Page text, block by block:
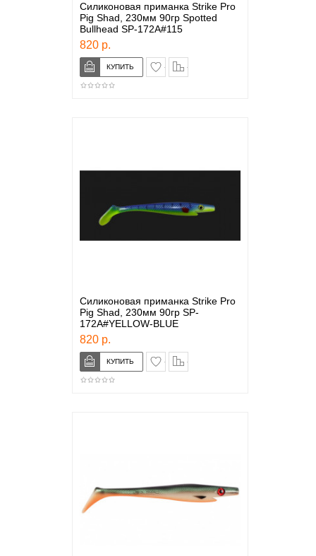
Силиконовая приманка Strike Pro
Pig Shad, 230мм 90гр Spotted
Bullhead SP-172A#115
820 р.
в закладки
Силиконовая приманка Strike Pro
Pig Shad, 230мм 90гр SP-
172A#YELLOW-BLUE
820 р.
в закладки